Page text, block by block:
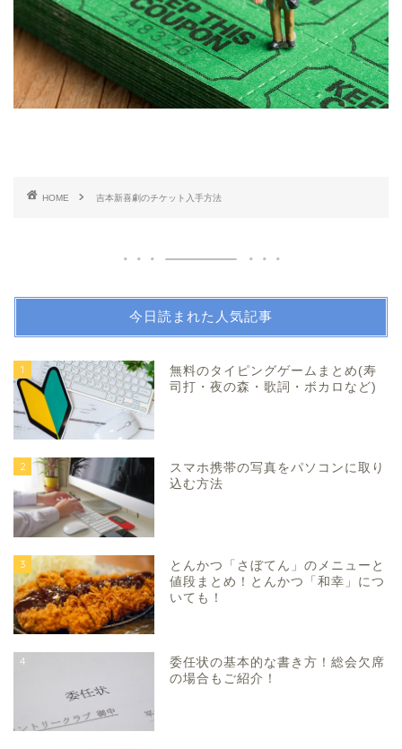
HOME 吉本新喜劇のチケット入手方法
今日読まれた人気記事
1
無料のタイピングゲームまとめ(寿
司打・夜の森・歌詞・ボカロなど)
2
スマホ携帯の写真をパソコンに取り
込む方法
3
とんかつ「さぼてん」のメニューと
値段まとめ！とんかつ「和幸」につ
いても！
4
委任状の基本的な書き方！総会欠席
の場合もご紹介！